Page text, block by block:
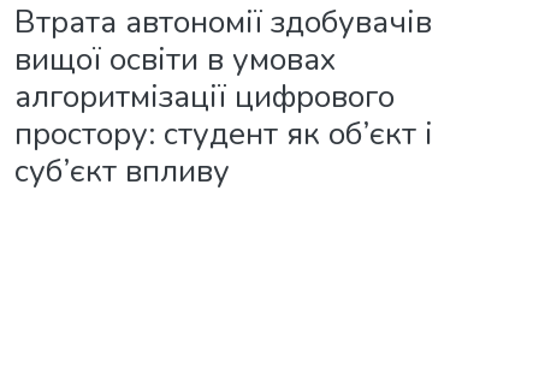
Втрата автономії здобувачів
вищої освіти в умовах
алгоритмізації цифрового
простору: студент як об’єкт і
суб’єкт впливу